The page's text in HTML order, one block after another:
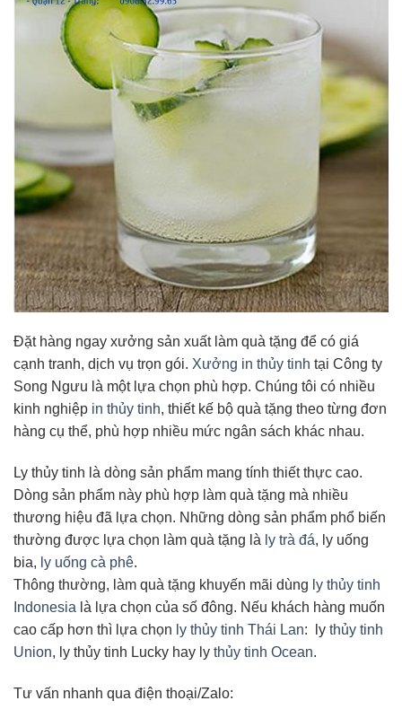
Đặt hàng ngay xưởng sản xuất làm quà tặng để có giá
cạnh tranh, dịch vụ trọn gói. Xưởng in thủy tinh tại Công ty
Song Ngưu là một lựa chọn phù hợp. Chúng tôi có nhiều
kinh nghiệp in thủy tinh, thiết kế bộ quà tặng theo từng đơn
hàng cụ thể, phù hợp nhiều mức ngân sách khác nhau.
Ly thủy tinh là dòng sản phẩm mang tính thiết thực cao.
Dòng sản phẩm này phù hợp làm quà tặng mà nhiều
thương hiệu đã lựa chọn. Những dòng sản phẩm phổ biến
thường được lựa chọn làm quà tặng là ly trà đá, ly uống
bia, ly uống cà phê.
Thông thường, làm quà tặng khuyến mãi dùng ly thủy tinh
Indonesia là lựa chọn của số đông. Nếu khách hàng muốn
cao cấp hơn thì lựa chọn ly thủy tinh Thái Lan: ly thủy tinh
Union, ly thủy tinh Lucky hay ly thủy tinh Ocean.
Tư vấn nhanh qua điện thoại/Zalo: